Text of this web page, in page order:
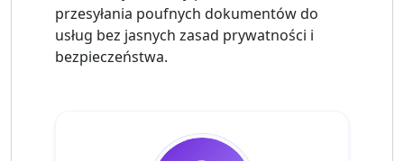
przesyłania poufnych dokumentów do
usług bez jasnych zasad prywatności i
bezpieczeństwa.